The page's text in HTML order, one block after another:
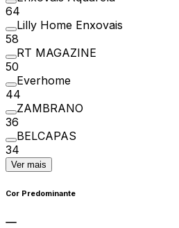
64
Lilly Home Enxovais
58
RT MAGAZINE
50
Everhome
44
ZAMBRANO
36
BELCAPAS
34
Ver mais
Cor Predominante